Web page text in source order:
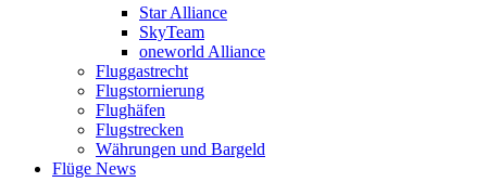
Star Alliance
SkyTeam
oneworld Alliance
Fluggastrecht
Flugstornierung
Flughäfen
Flugstrecken
Währungen und Bargeld
Flüge News